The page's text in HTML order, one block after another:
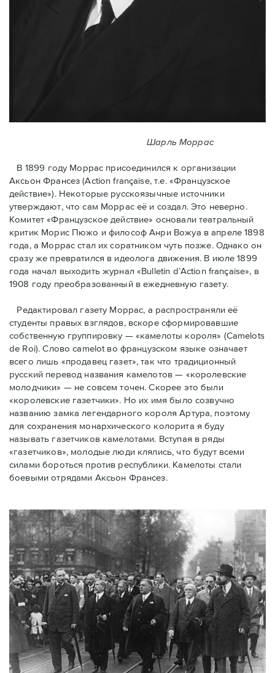
Шарль Моррас
В 1899 году Моррас присоединился к организации
Аксьон Франсез (Action française, т.е. «Французское
действие»). Некоторые русскоязычные источники
утверждают, что сам Моррас её и создал. Это неверно.
Комитет «Французское действие» основали театральный
критик Морис Пюжо и философ Анри Вожуа в апреле 1898
года, а Моррас стал их соратником чуть позже. Однако он
сразу же превратился в идеолога движения. В июле 1899
года начал выходить журнал «Bulletin d’Action française», в
1908 году преобразованный в ежедневную газету.
Редактировал газету Моррас, а распространяли её
студенты правых взглядов, вскоре сформировавшие
собственную группировку — «камелоты короля» (Camelots
de Roi). Слово camelot во французском языке означает
всего лишь «продавец газет», так что традиционный
русский перевод названия камелотов — «королевские
молодчики» — не совсем точен. Скорее это были
«королевские газетчики». Но их имя было созвучно
названию замка легендарного короля Артура, поэтому
для сохранения монархического колорита я буду
называть газетчиков камелотами. Вступая в ряды
«газетчиков», молодые люди клялись, что будут всеми
силами бороться против республики. Камелоты стали
боевыми отрядами Аксьон Франсез.